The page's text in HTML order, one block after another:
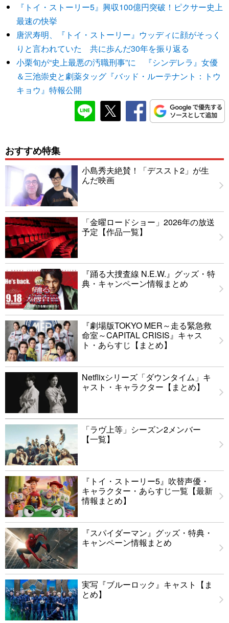
『トイ・ストーリー5』興収100億円突破！ピクサー史上
最速の快挙
唐沢寿明、『トイ・ストーリー』ウッディに顔がそっく
りと言われていた 共に歩んだ30年を振り返る
小栗旬が“史上最悪の汚職刑事”に 『シンデレラ』女優
＆三池崇史と劇薬タッグ『バッド・ルーテナント：トウ
キョウ』特報公開
おすすめ特集
小島秀夫絶賛！「デススト2」が生
んだ映画
「金曜ロードショー」2026年の放送
予定【作品一覧】
『踊る大捜査線 N.E.W.』グッズ・特
典・キャンペーン情報まとめ
『劇場版TOKYO MER～走る緊急救
命室～CAPITAL CRISIS』キャス
ト・あらすじ【まとめ】
Netflixシリーズ「ダウンタイム」キ
ャスト・キャラクター【まとめ】
「ラヴ上等」シーズン2メンバー
【一覧】
『トイ・ストーリー5』吹替声優・
キャラクター・あらすじ一覧【最新
情報まとめ】
『スパイダーマン』グッズ・特典・
キャンペーン情報まとめ
実写『ブルーロック』キャスト【ま
とめ】